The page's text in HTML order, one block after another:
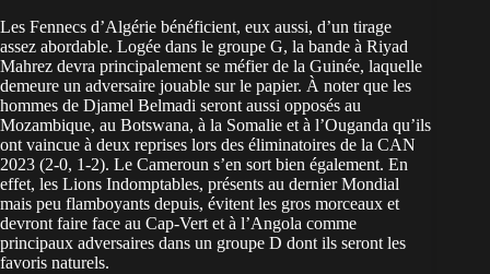
Les Fennecs d’Algérie bénéficient, eux aussi, d’un tirage
assez abordable. Logée dans le groupe G, la bande à Riyad
Mahrez devra principalement se méfier de la Guinée, laquelle
demeure un adversaire jouable sur le papier. À noter que les
hommes de Djamel Belmadi seront aussi opposés au
Mozambique, au Botswana, à la Somalie et à l’Ouganda qu’ils
ont vaincue à deux reprises lors des éliminatoires de la CAN
2023 (2-0, 1-2). Le Cameroun s’en sort bien également. En
effet, les Lions Indomptables, présents au dernier Mondial
mais peu flamboyants depuis, évitent les gros morceaux et
devront faire face au Cap-Vert et à l’Angola comme
principaux adversaires dans un groupe D dont ils seront les
favoris naturels.